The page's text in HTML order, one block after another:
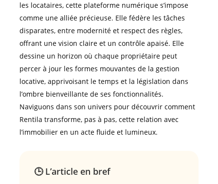
les locataires, cette plateforme numérique s’impose
comme une alliée précieuse. Elle fédère les tâches
disparates, entre modernité et respect des règles,
offrant une vision claire et un contrôle apaisé. Elle
dessine un horizon où chaque propriétaire peut
percer à jour les formes mouvantes de la gestion
locative, apprivoisant le temps et la législation dans
l’ombre bienveillante de ses fonctionnalités.
Naviguons dans son univers pour découvrir comment
Rentila transforme, pas à pas, cette relation avec
l’immobilier en un acte fluide et lumineux.
🕒 L’article en bref